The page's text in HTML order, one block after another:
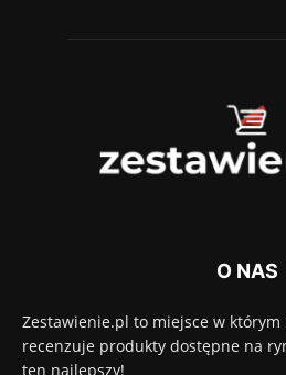
O NAS
Zestawienie.pl to miejsce w którym
recenzuje produkty dostępne na
ten najlepszy!